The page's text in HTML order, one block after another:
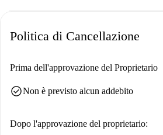
Politica di Cancellazione
Prima dell'approvazione del Proprietario
check_circleNon è previsto alcun addebito
Dopo l'approvazione del proprietario: